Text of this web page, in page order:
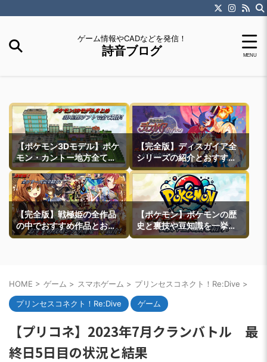
ゲーム情報やCADなどを発信！
詩音ブログ
【ポケモン3Dモデル】ポケ
モン・カントー地方全ての
町モデルなどを紹介
【完全版】ディスガイア全
シリーズの紹介とおすすめ
作品紹介
【完全版】戦極姫の全作品
の中でおすすめ作品とおす
すめ攻略ルートを一挙紹介
【ポケモン】ポケモンの歴
史と裏技や豆知識を一挙紹
介
HOME > ゲーム > スマホゲーム > プリンセスコネクト！Re:Dive >
プリンセスコネクト！Re:Dive ゲーム
【プリコネ】2023年7月クランバトル 最
終日5日目の状況と結果